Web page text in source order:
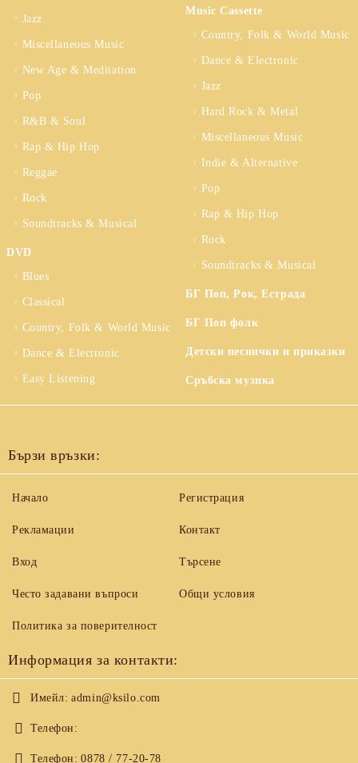
Jazz
Miscellaneous Music
New Age & Meditation
Pop
R&B & Soul
Rap & Hip Hop
Reggae
Rock
Soundtracks & Musical
DVD
Blues
Classical
Country, Folk & World Music
Dance & Electronic
Easy Listening
Music Cassette
Country, Folk & World Music
Dance & Electronic
Jazz
Hard Rock & Metal
Miscellaneous Music
Indie & Alternative
Pop
Rap & Hip Hop
Rock
Soundtracks & Musical
БГ Поп, Рок, Естрада
БГ Поп фолк
Детски песнички и приказки
Сръбска музика
Бързи връзки:
Начало
Рекламации
Вход
Често задавани въпроси
Регистрация
Контакт
Търсене
Общи условия
Политика за поверителност
Информация за контакти:
Имейл: admin@ksilo.com
Телефон:
Телефон: 0878 / 77-20-78